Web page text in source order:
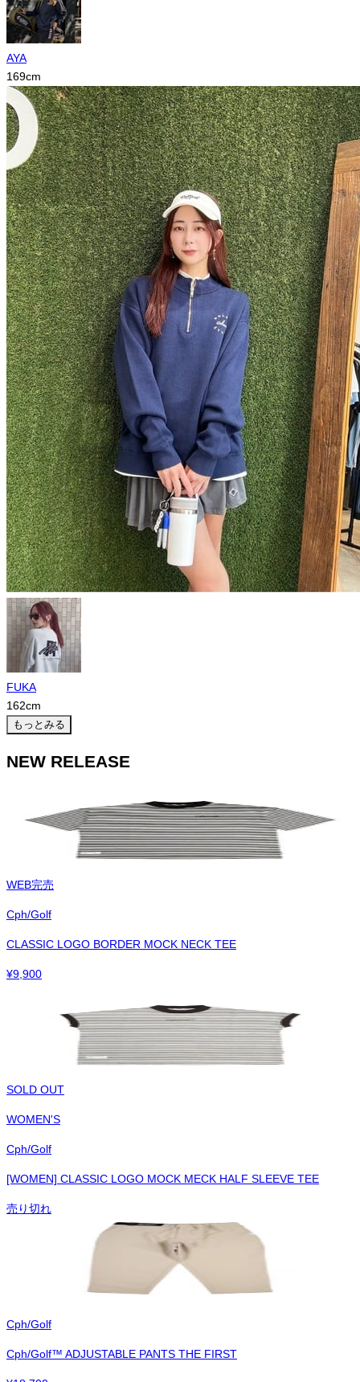
AYA
169cm
FUKA
162cm
もっとみる
NEW RELEASE
WEB完売
Cph/Golf
CLASSIC LOGO BORDER MOCK NECK TEE
¥9,900
SOLD OUT
WOMEN'S
Cph/Golf
[WOMEN] CLASSIC LOGO MOCK MECK HALF SLEEVE TEE
売り切れ
Cph/Golf
Cph/Golf™︎ ADJUSTABLE PANTS THE FIRST